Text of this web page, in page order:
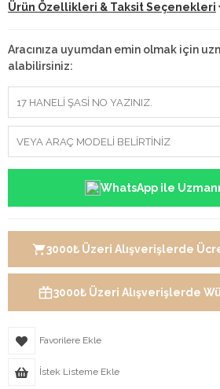
Ürün Özellikleri & Taksit Seçenekleri
Aracınıza uyumdan emin olmak için
alabilirsiniz:
WhatsApp ile
3000₺ Üzeri Alışverişlerde
3000₺ Üzeri Alışverişlerde
Favorilere Ekle
İstek Listeme Ekle